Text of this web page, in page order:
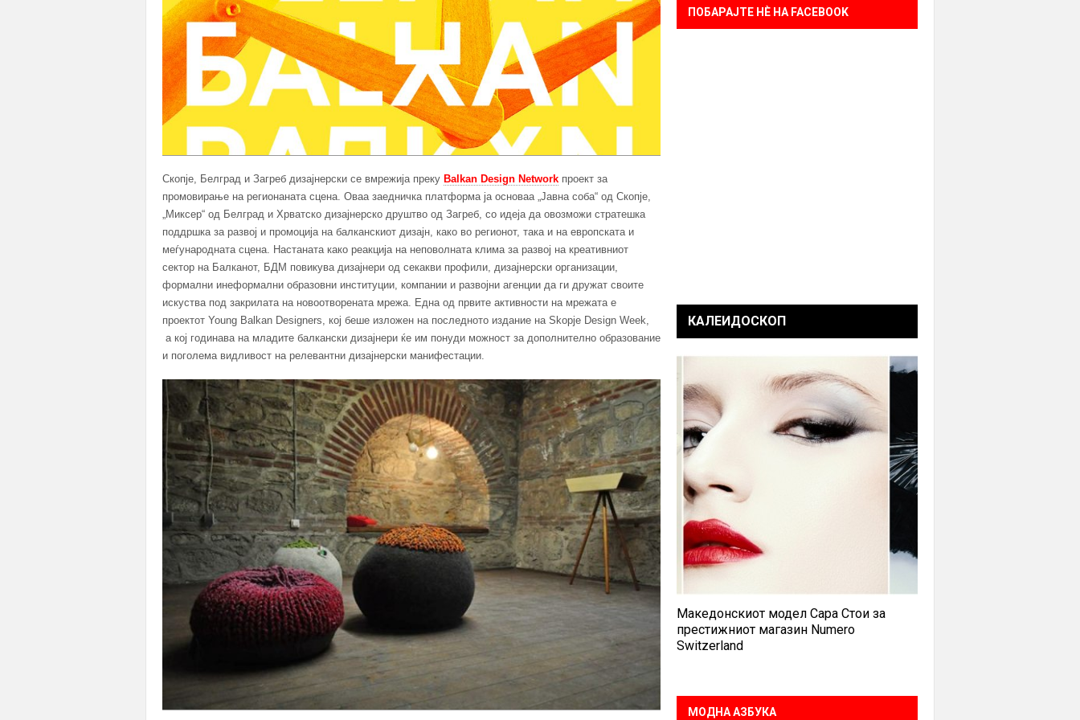
Скопје, Белград и Загреб дизајнерски се вмрежија преку Balkan Design Network проект за
промовирање на регионаната сцена. Оваа заедничка платформа ја основаа „Јавна соба“ од Скопје,
„Миксер“ од Белград и Хрватско дизајнерско друштво од Загреб, со идеја да овозможи стратешка
поддршка за развој и промоција на балканскиот дизајн, како во регионот, така и на европската и
меѓународната сцена. Настаната како реакција на неповолната клима за развој на креативниот
сектор на Балканот, БДМ повикува дизајнери од секакви профили, дизајнерски организации,
формални инеформални образовни институции, компании и развојни агенции да ги дружат своите
искуства под закрилата на новоотворената мрежа. Една од првите активности на мрежата е
проектот Young Balkan Designers, кој беше изложен на последното издание на Skopje Design Week,
а кој годинава на младите балкански дизајнери ќе им понуди можност за дополнително образование
и поголема видливост на релевантни дизајнерски манифестации.
ПОБАРАЈТЕ НÈ НА FACEBOOK
КАЛЕИДОСКОП
Македонскиот модел Сара Стои за
престижниот магазин Numero
Switzerland
МОДНА АЗБУКА